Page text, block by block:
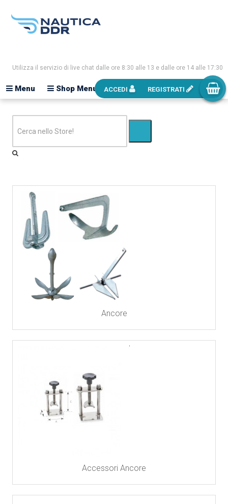
Utilizza il servizio di live chat dalle ore 8:30 alle 13 e dalle ore 14 alle 17:30
Shop Menu
Menu ACCEDI REGISTRATI
Ancore
Accessori Ancore